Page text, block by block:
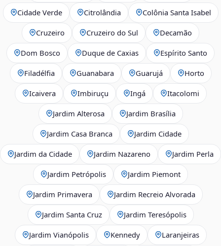
Cidade Verde Citrolândia Colônia Santa Isabel
Cruzeiro Cruzeiro do Sul Decamão
Dom Bosco Duque de Caxias Espírito Santo
Filadélfia Guanabara Guarujá Horto
Icaivera Imbiruçu Ingá Itacolomi
Jardim Alterosa Jardim Brasília
Jardim Casa Branca Jardim Cidade
Jardim da Cidade Jardim Nazareno Jardim Perla
Jardim Petrópolis Jardim Piemont
Jardim Primavera Jardim Recreio Alvorada
Jardim Santa Cruz Jardim Teresópolis
Jardim Vianópolis Kennedy Laranjeiras